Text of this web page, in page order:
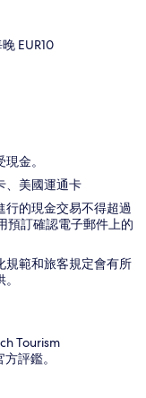
EUR10
金。
、美國運通卡
行的現金交易不得超過
預訂確認電子郵件上的
規範和旅客規定會有所
Tourism
評鑑。